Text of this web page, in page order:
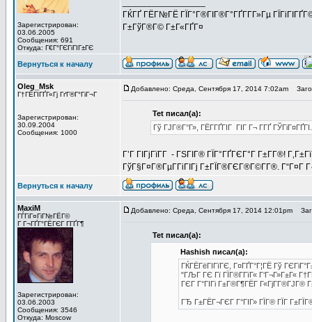
Зарегистрирован:
03.06.2005
Сообщения: 691
Откуда: Г€Г°ГЄГіГІГ±ГЄ
ГЌГҐ ГЁГ№ГЁ ГЇГ°Г®ГІГ®Г°ГҐГ­Г­Г»Гµ
Г±ГўГ®Г© Г±Г«ГҐГ¤
Вернуться к началу
Oleg_Msk
Г†ГЁГІГҐГ«Гј ГґГ®Г°ГіГ¬Г
Зарегистрирован:
30.09.2004
Сообщения: 1000
Добавлено: Среда, Сентября 17, 2014 7:02am
Tet писал(а):
Гў ГЈГ®Г°Г», ГЁГ­ГҐГІГ ГІГ Г¬ Г­ГҐ
Г’Г ГІГјГїГ­Г - ГЅГІГ® ГЇГ°ГҐГЄГ°Г Г±Г­Г®!
ГўГ§Г¤Г®ГµГ­ГіГІГј Г±ГЇГ®ГЄГ®Г©Г­Г®. Г“Г¤Г
Вернуться к началу
MaxiM
ГЃГіГ¤ГіГ№ГЁГ©
Г Г¬ГҐГ°ГЁГЄГ Г­ГҐГ¶
Зарегистрирован:
03.06.2003
Сообщения: 3546
Откуда: Moscow
Добавлено: Среда, Сентября 17, 2014 12:01pm
Tet писал(а):
Hashish писал(а):
ГЌГЁГёГІГїГЄ, Г¤ГҐГ°Г¦ГЁ Гў
"ГЉГ ГЄ Гї ГЇГ®Г­ГїГ« Г‘Г¬Г»Г±Г«
ГЄГ Г°ГІГі Г±Г®Г¶ГЁГ Г«ГјГ­Г®ГЈГ®
ГЂ Г±ГЁГ¬ГЄГ Г°ГІГ» ГЇГ® ГЇГ